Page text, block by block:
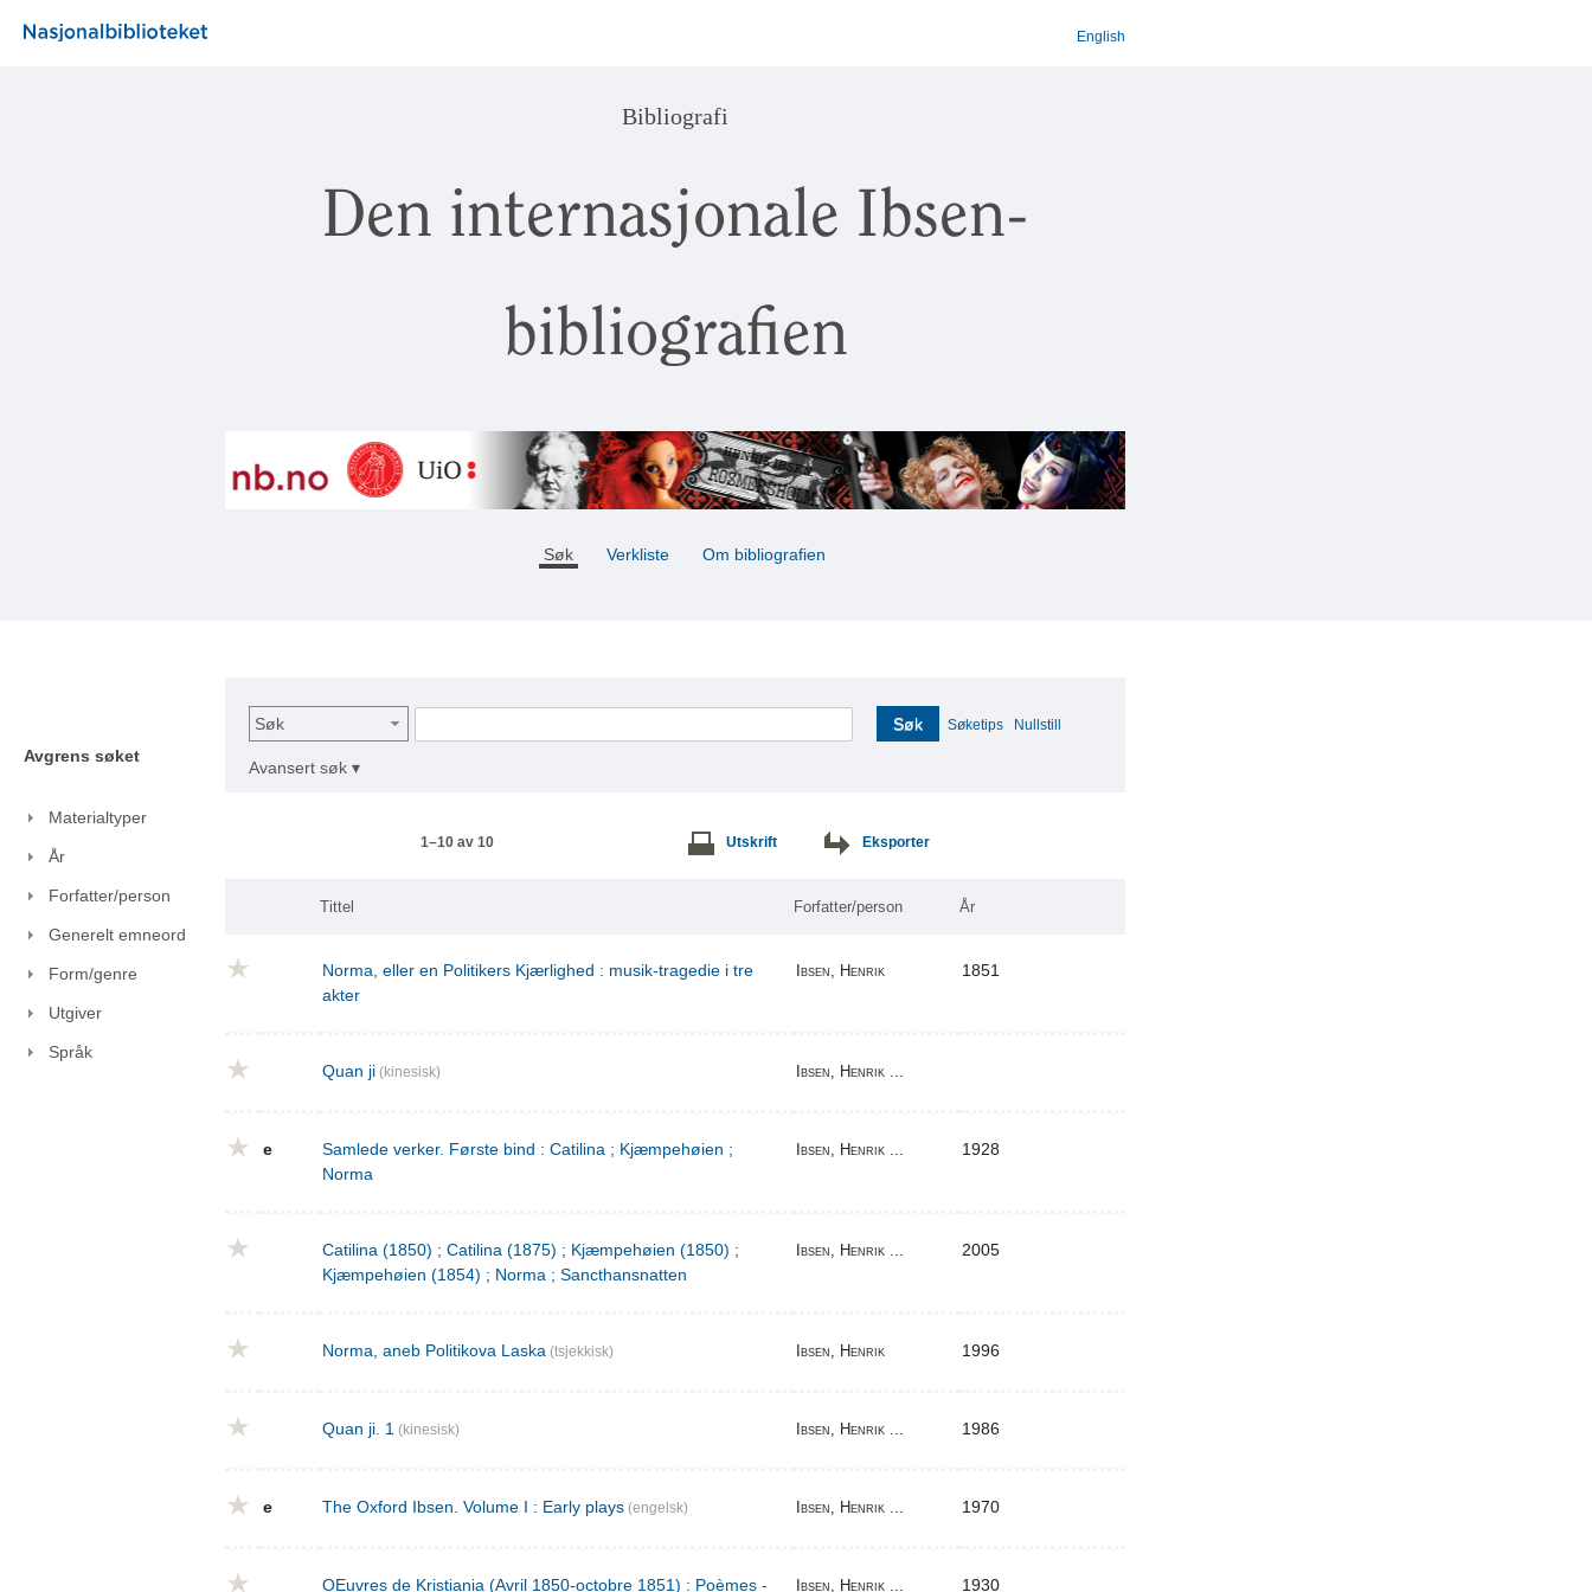
English
Bibliografi
Den internasjonale Ibsen-
bibliografien
Søk Verkliste Om bibliografien
Avgrens søket
Materialtyper
År
Forfatter/person
Generelt emneord
Form/genre
Utgiver
Språk
Søk Søk Søketips Nullstill
Avansert søk ▾
1–10 av 10 Utskrift Eksporter
Tittel Forfatter/person År
Norma, eller en Politikers Kjærlighed : musik-tragedie i tre
akter
Ibsen, Henrik 1851
Quan ji (kinesisk) Ibsen, Henrik ...
e
Samlede verker. Første bind : Catilina ; Kjæmpehøien ;
Norma
Ibsen, Henrik ... 1928
Catilina (1850) ; Catilina (1875) ; Kjæmpehøien (1850) ;
Kjæmpehøien (1854) ; Norma ; Sancthansnatten
Ibsen, Henrik ... 2005
Norma, aneb Politikova Laska (tsjekkisk) Ibsen, Henrik 1996
Quan ji. 1 (kinesisk) Ibsen, Henrik ... 1986
e The Oxford Ibsen. Volume I : Early plays (engelsk) Ibsen, Henrik ... 1970
OEuvres de Kristiania (Avril 1850-octobre 1851) : Poèmes - Ibsen, Henrik ... 1930